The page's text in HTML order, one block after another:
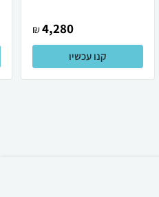
4,280
₪
קנו עכשיו